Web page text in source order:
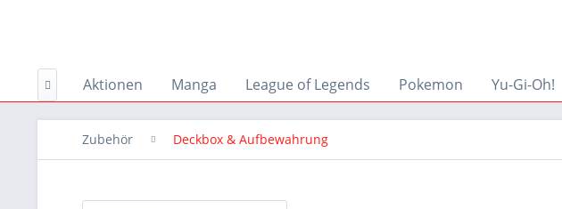
Aktionen Manga League of Legends Pokemon Yu-Gi-Oh!

Zubehör Deckbox & Aufbewahrung